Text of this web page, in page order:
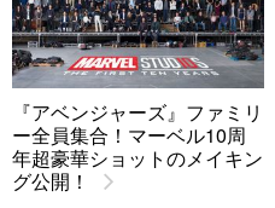
『アベンジャーズ』ファミリ
ー全員集合！マーベル10周
年超豪華ショットのメイキン
グ公開！